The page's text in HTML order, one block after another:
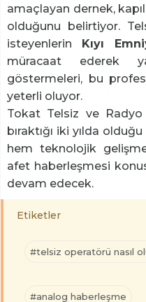
amaçlayan dernek,
olduğunu belirtiyor.
isteyenlerin
Kıyı
müracaat ederek
göstermeleri, bu
yeterli oluyor.
Tokat Telsiz ve
bıraktığı iki yılda
hem teknolojik
afet haberleşmesi
devam edecek.
Etiketler
#telsiz operatörü nasıl
#analog haberleşme